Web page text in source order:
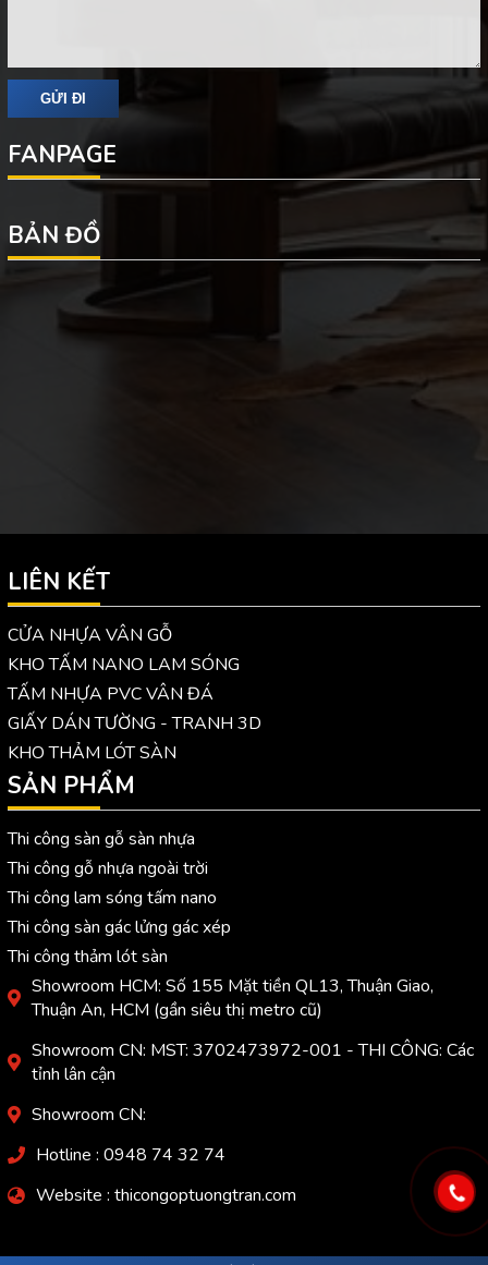
FANPAGE
BẢN ĐỒ
LIÊN KẾT
CỬA NHỰA VÂN GỖ
KHO TẤM NANO LAM SÓNG
TẤM NHỰA PVC VÂN ĐÁ
GIẤY DÁN TƯỜNG - TRANH 3D
KHO THẢM LÓT SÀN
SẢN PHẨM
Thi công sàn gỗ sàn nhựa
Thi công gỗ nhựa ngoài trời
Thi công lam sóng tấm nano
Thi công sàn gác lửng gác xép
Thi công thảm lót sàn
Showroom HCM: Số 155 Mặt tiền QL13, Thuận Giao,
Thuận An, HCM (gần siêu thị metro cũ)
Showroom CN: MST: 3702473972-001 - THI CÔNG: Các
tỉnh lân cận
Showroom CN:
Hotline : 0948 74 32 74
Website : thicongoptuongtran.com